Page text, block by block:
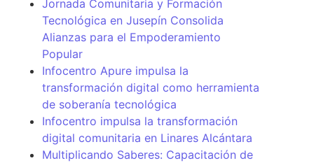
Jornada Comunitaria y Formación
Tecnológica en Jusepín Consolida
Alianzas para el Empoderamiento
Popular
Infocentro Apure impulsa la
transformación digital como herramienta
de soberanía tecnológica
Infocentro impulsa la transformación
digital comunitaria en Linares Alcántara
Multiplicando Saberes: Capacitación de